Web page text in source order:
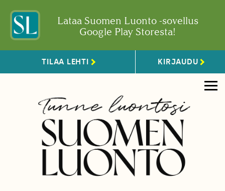
Lataa Suomen Luonto -sovellus
Google Play Storesta!
TILAA LEHTI KIRJAUDU